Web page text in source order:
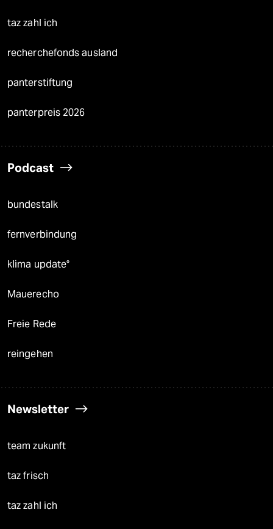
taz zahl ich
recherchefonds ausland
panterstiftung
panterpreis 2026
Podcast
bundestalk
fernverbindung
klima update°
Mauerecho
Freie Rede
reingehen
Newsletter
team zukunft
taz frisch
taz zahl ich